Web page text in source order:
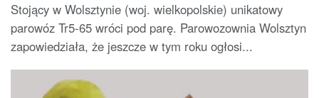
Stojący w Wolsztynie (woj. wielkopolskie) unikatowy
parowóz Tr5-65 wróci pod parę. Parowozownia Wolsztyn
zapowiedziała, że jeszcze w tym roku ogłosi...